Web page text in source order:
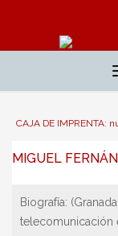
CAJA DE IMPRENTA:
MIGUEL
Biografía:
telecomunicación